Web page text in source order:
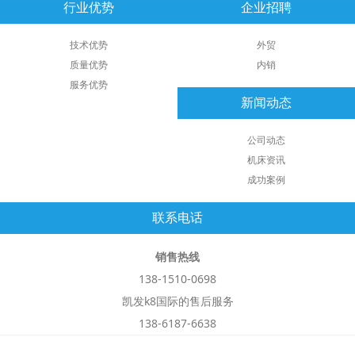
行业优势
技术优势
质量优势
服务优势
企业招聘
外贸
内销
新闻动态
公司动态
机床资讯
成功案例
联系电话
销售热线
138-1510-0698
凯发k8国际的售后服务
138-6187-6638